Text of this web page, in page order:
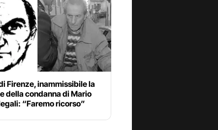
Firenze, inammissibile la
della condanna di Mario
“Faremo ricorso”